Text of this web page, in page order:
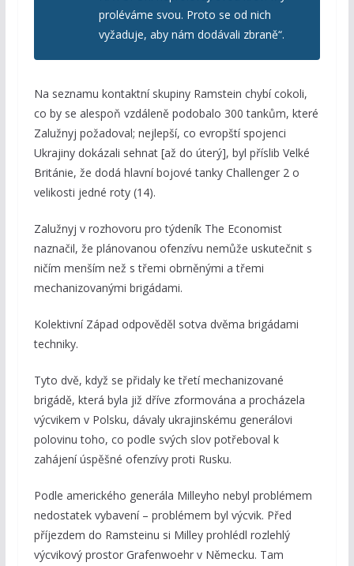
proléváme svou. Proto se od nich
vyžaduje, aby nám dodávali zbraně“.
Na seznamu kontaktní skupiny Ramstein chybí cokoli,
co by se alespoň vzdáleně podobalo 300 tankům, které
Zalužnyj požadoval; nejlepší, co evropští spojenci
Ukrajiny dokázali sehnat [až do úterý], byl příslib Velké
Británie, že dodá hlavní bojové tanky Challenger 2 o
velikosti jedné roty (14).
Zalužnyj v rozhovoru pro týdeník The Economist
naznačil, že plánovanou ofenzívu nemůže uskutečnit s
ničím menším než s třemi obrněnými a třemi
mechanizovanými brigádami.
Kolektivní Západ odpověděl sotva dvěma brigádami
techniky.
Tyto dvě, když se přidaly ke třetí mechanizované
brigádě, která byla již dříve zformována a procházela
výcvikem v Polsku, dávaly ukrajinskému generálovi
polovinu toho, co podle svých slov potřeboval k
zahájení úspěšné ofenzívy proti Rusku.
Podle amerického generála Milleyho nebyl problémem
nedostatek vybavení – problémem byl výcvik. Před
příjezdem do Ramsteinu si Milley prohlédl rozlehlý
výcvikový prostor Grafenwoehr v Německu. Tam